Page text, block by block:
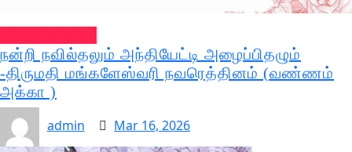
நன்றி நவில்தலும் அந்தியேட்டி அழைப்பிதழும்
-திருமதி மங்களேஸ்வரி நவரெத்தினம் (வண்ணம்
அக்கா )
admin
Mar 16, 2026